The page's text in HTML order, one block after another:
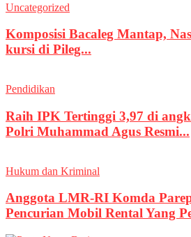
Uncategorized
Komposisi Bacaleg Mantap,
kursi di Pileg...
Pendidikan
Raih IPK Tertinggi 3,97 di
Polri Muhammad Agus Resmi...
Hukum dan Kriminal
Anggota LMR-RI Komda
Pencurian Mobil Rental Yang